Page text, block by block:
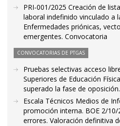
PRI-001/2025 Creación de
laboral indefinido vinculado a
Enfermedades priónicas,
emergentes. Convocatoria
CONVOCATORIAS DE PTGAS
Pruebas selectivas acceso
Superiores de Educación
superado la fase de oposición.
Escala Técnicos Medios de
promoción interna. BOE 2/10/
errores. Valoración definitiva